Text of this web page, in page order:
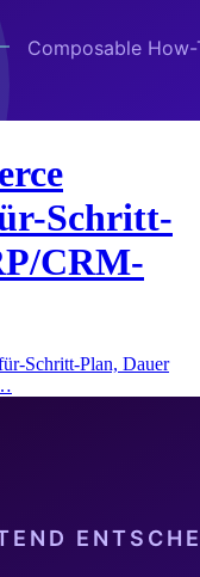
Schritt-
CRM-
Schritt-Plan, Dauer